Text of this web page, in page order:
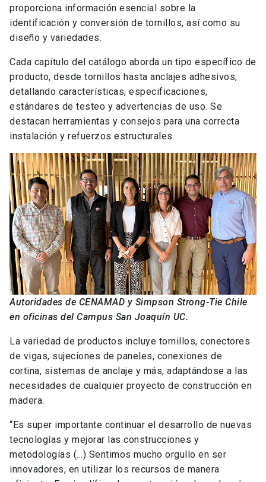
proporciona información esencial sobre la
identificación y conversión de tornillos, así como su
diseño y variedades.
Cada capítulo del catálogo aborda un tipo específico de
producto, desde tornillos hasta anclajes adhesivos,
detallando características, especificaciones,
estándares de testeo y advertencias de uso. Se
destacan herramientas y consejos para una correcta
instalación y refuerzos estructurales.
Autoridades de CENAMAD y Simpson Strong-Tie Chile
en oficinas del Campus San Joaquín UC.
La variedad de productos incluye tornillos, conectores
de vigas, sujeciones de paneles, conexiones de
cortina, sistemas de anclaje y más, adaptándose a las
necesidades de cualquier proyecto de construcción en
madera.
“Es super importante continuar el desarrollo de nuevas
tecnologías y mejorar las construcciones y
metodologías (…) Sentimos mucho orgullo en ser
innovadores, en utilizar los recursos de manera